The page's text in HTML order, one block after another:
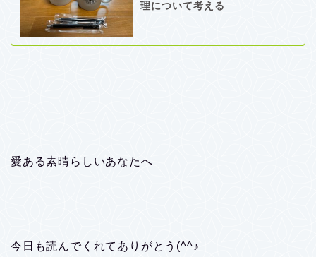
理について考える
愛ある素晴らしいあなたへ
今日も読んでくれてありがとう(^^♪